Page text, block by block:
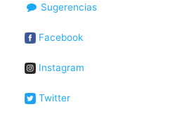
Sugerencias
Facebook
Instagram
Twitter